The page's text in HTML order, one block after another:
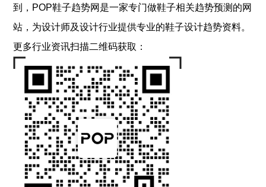
到，POP鞋子趋势网是一家专门做鞋子相关趋势预测的网
站，为设计师及设计行业提供专业的鞋子设计趋势资料。
更多行业资讯扫描二维码获取：